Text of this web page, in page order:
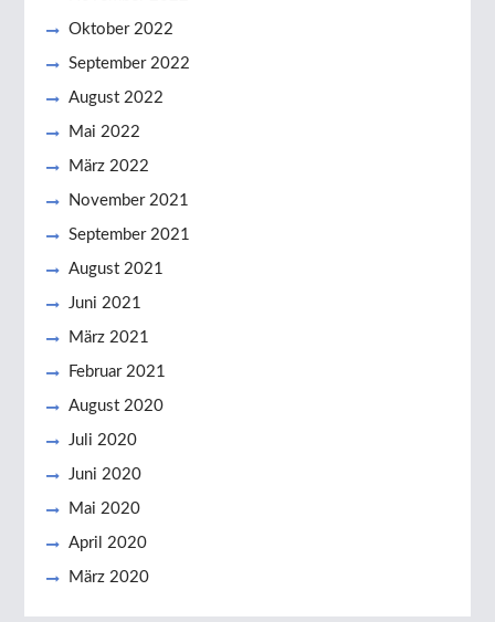
Oktober 2022
September 2022
August 2022
Mai 2022
März 2022
November 2021
September 2021
August 2021
Juni 2021
März 2021
Februar 2021
August 2020
Juli 2020
Juni 2020
Mai 2020
April 2020
März 2020